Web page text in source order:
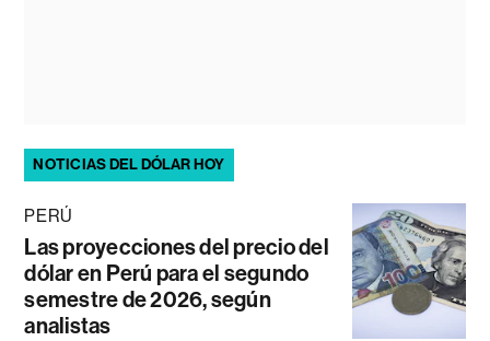
NOTICIAS DEL DÓLAR HOY
PERÚ
Las proyecciones del precio del
dólar en Perú para el segundo
semestre de 2026, según
analistas